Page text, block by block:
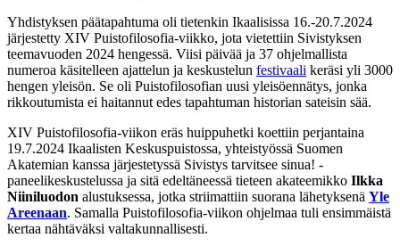
Yhdistyksen päätapahtuma oli tietenkin Ikaalisissa 16.-20.7.2024
järjestetty XIV Puistofilosofia-viikko, jota vietettiin Sivistyksen
teemavuoden 2024 hengessä. Viisi päivää ja 37 ohjelmallista
numeroa käsitelleen ajattelun ja keskustelun festivaali keräsi yli 3000
hengen yleisön. Se oli Puistofilosofian uusi yleisöennätys, jonka
rikkoutumista ei haitannut edes tapahtuman historian sateisin sää.
XIV Puistofilosofia-viikon eräs huippuhetki koettiin perjantaina
19.7.2024 Ikaalisten Keskuspuistossa, yhteistyössä Suomen
Akatemian kanssa järjestetyssä Sivistys tarvitsee sinua! -
paneelikeskustelussa ja sitä edeltäneessä tieteen akateemikko Ilkka
Niiniluodon alustuksessa, jotka striimattiin suorana lähetyksenä Yle
Areenaan. Samalla Puistofilosofia-viikon ohjelmaa tuli ensimmäistä
kertaa nähtäväksi valtakunnallisesti.